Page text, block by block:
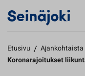
Etusivu / Ajankohtaista
Koronarajoitukset